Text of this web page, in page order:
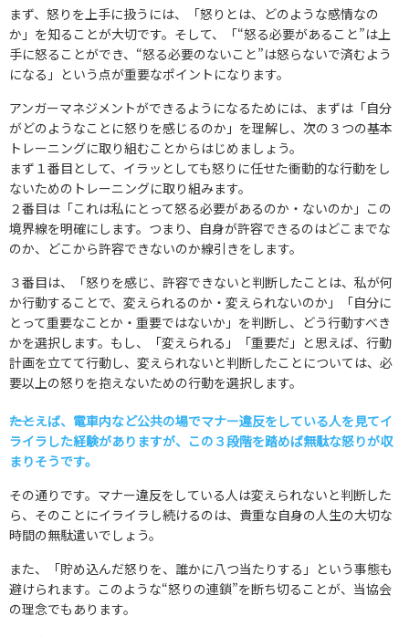
まず、怒りを上手に扱うには、「怒りとは、どのような感情なの
か」を知ることが大切です。そして、「“怒る必要があること”は上
手に怒ることができ、“怒る必要のないこと”は怒らないで済むよう
になる」という点が重要なポイントになります。
アンガーマネジメントができるようになるためには、まずは「自分
がどのようなことに怒りを感じるのか」を理解し、次の３つの基本
トレーニングに取り組むことからはじめましょう。
まず１番目として、イラッとしても怒りに任せた衝動的な行動をし
ないためのトレーニングに取り組みます。
２番目は「これは私にとって怒る必要があるのか・ないのか」この
境界線を明確にします。つまり、自身が許容できるのはどこまでな
のか、どこから許容できないのか線引きをします。
３番目は、「怒りを感じ、許容できないと判断したことは、私が何
か行動することで、変えられるのか・変えられないのか」「自分に
とって重要なことか・重要ではないか」を判断し、どう行動すべき
かを選択します。もし、「変えられる」「重要だ」と思えば、行動
計画を立てて行動し、変えられないと判断したことについては、必
要以上の怒りを抱えないための行動を選択します。
――たとえば、電車内など公共の場でマナー違反をしている人を見てイ
ライラした経験がありますが、この３段階を踏めば無駄な怒りが収
まりそうです。
その通りです。マナー違反をしている人は変えられないと判断した
ら、そのことにイライラし続けるのは、貴重な自身の人生の大切な
時間の無駄遣いでしょう。
また、「貯め込んだ怒りを、誰かに八つ当たりする」という事態も
避けられます。このような“怒りの連鎖”を断ち切ることが、当協会
の理念でもあります。